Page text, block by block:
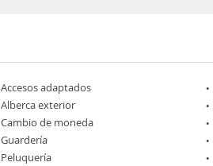
Accesos adaptados
Alberca exterior
Cambio de moneda
Guardería
Peluquería